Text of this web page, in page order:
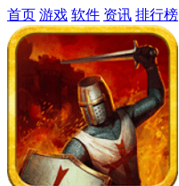
首页 游戏 软件 资讯 排行榜